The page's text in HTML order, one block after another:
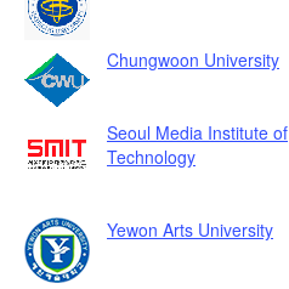
Chungwoon University
Seoul Media Institute of
Technology
Yewon Arts University